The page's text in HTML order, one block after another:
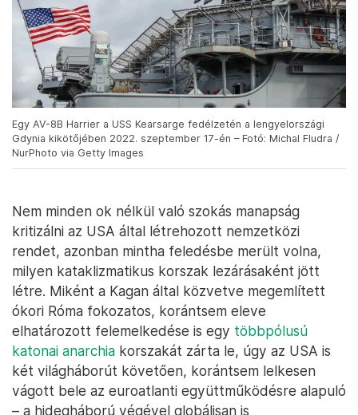
Egy AV-8B Harrier a USS Kearsarge fedélzetén a lengyelországi
Gdynia kikötőjében 2022. szeptember 17-én – Fotó: Michal Fludra /
NurPhoto via Getty Images
Nem minden ok nélkül való szokás manapság
kritizálni az USA által létrehozott nemzetközi
rendet, azonban mintha feledésbe merült volna,
milyen kataklizmatikus korszak lezárásaként jött
létre. Miként a Kagan által közvetve megemlített
ókori Róma fokozatos, korántsem eleve
elhatározott felemelkedése is egy többpólusú
katonai anarchia korszakát zárta le, úgy az USA is
két világháborút követően, korántsem lelkesen
vágott bele az euroatlanti együttműködésre alapuló
– a hidegháború végével globálisan is